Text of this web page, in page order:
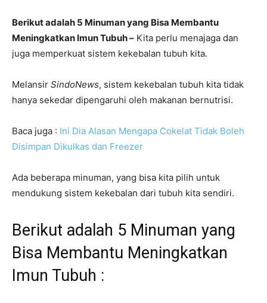
Berikut adalah 5 Minuman yang Bisa Membantu
Meningkatkan Imun Tubuh – Kita perlu menajaga dan
juga memperkuat sistem kekebalan tubuh kita.
Melansir SindoNews, sistem kekebalan tubuh kita tidak
hanya sekedar dipengaruhi oleh makanan bernutrisi.
Baca juga : Ini Dia Alasan Mengapa Cokelat Tidak Boleh
Disimpan Dikulkas dan Freezer
Ada beberapa minuman, yang bisa kita pilih untuk
mendukung sistem kekebalan dari tubuh kita sendiri.
Berikut adalah 5 Minuman yang
Bisa Membantu Meningkatkan
Imun Tubuh :